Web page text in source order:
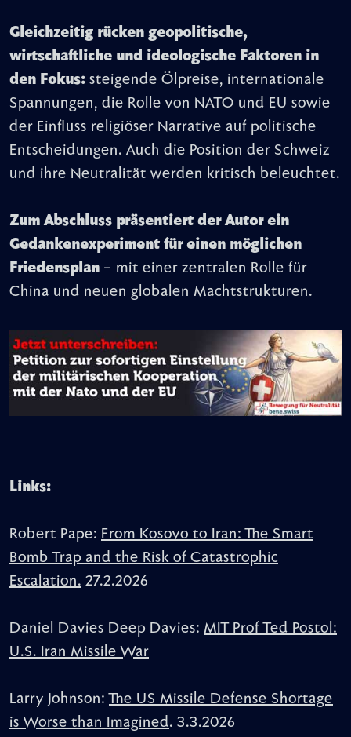
Gleichzeitig rücken geopolitische,
wirtschaftliche und ideologische Faktoren in
den Fokus: steigende Ölpreise, internationale
Spannungen, die Rolle von NATO und EU sowie
der Einfluss religiöser Narrative auf politische
Entscheidungen. Auch die Position der Schweiz
und ihre Neutralität werden kritisch beleuchtet.
Zum Abschluss präsentiert der Autor ein
Gedankenexperiment für einen möglichen
Friedensplan – mit einer zentralen Rolle für
China und neuen globalen Machtstrukturen.
Links:
Robert Pape: From Kosovo to Iran: The Smart
Bomb Trap and the Risk of Catastrophic
Escalation. 27.2.2026
Daniel Davies Deep Davies: MIT Prof Ted Postol:
U.S. Iran Missile War
Larry Johnson:The US Missile Defense Shortage
is Worse than Imagined. 3.3.2026